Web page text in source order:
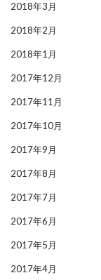
2018年3月
2018年2月
2018年1月
2017年12月
2017年11月
2017年10月
2017年9月
2017年8月
2017年7月
2017年6月
2017年5月
2017年4月